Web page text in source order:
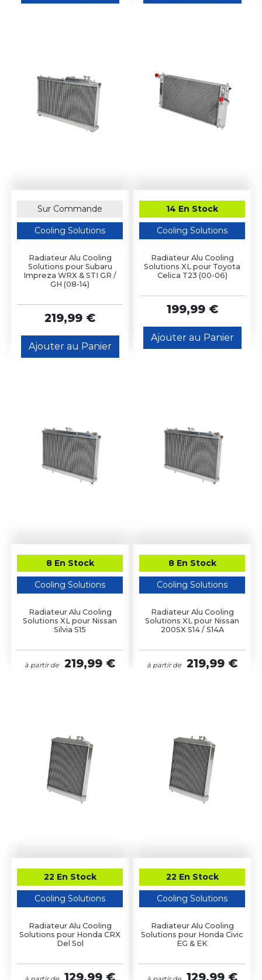
Sur Commande
Cooling Solutions
Radiateur Alu Cooling
Solutions pour Subaru
Impreza WRX & STI GR /
GH (08-14)
219,99 €
Ajouter au Panier
14 En Stock
Cooling Solutions
Radiateur Alu Cooling
Solutions XL pour Toyota
Celica T23 (00-06)
199,99 €
Ajouter au Panier
8 En Stock
Cooling Solutions
Radiateur Alu Cooling
Solutions XL pour Nissan
Silvia S15
à partir de 219,99 €
8 En Stock
Cooling Solutions
Radiateur Alu Cooling
Solutions XL pour Nissan
200SX S14 / S14A
à partir de 219,99 €
22 En Stock
Cooling Solutions
Radiateur Alu Cooling
Solutions pour Honda CRX
Del Sol
129,99 €
22 En Stock
Cooling Solutions
Radiateur Alu Cooling
Solutions pour Honda Civic
EG & EK
129,99 €